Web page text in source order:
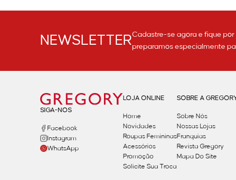
NEWSLETTERCadastre-se agora e fique
preparamos especialmente
SIGA-NOS
Facebook
Instagram
WhatsApp
LOJA ONLINE
Home
Novidades
Roupas Femininas
Acessórios
Promoção
Solicite Sua Troca
SOBRE A
Sobre Nós
Nossas Lojas
Franquias
Revista Gregory
Mapa Do Site